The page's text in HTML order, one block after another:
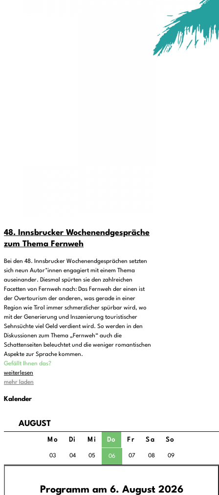
48. Innsbrucker Wochenendgespräche
zum Thema Fernweh
Bei den 48. Innsbrucker Wochenendgesprächen setzten
sich neun Autor*innen engagiert mit einem Thema
auseinander. Diesmal spürten sie den zahlreichen
Facetten von Fernweh nach: Das Fernweh der einen ist
der Overtourism der anderen, was gerade in einer
Region wie Tirol immer schmerzlicher spürbar wird, wo
mit der Generierung und Inszenierung touristischer
Sehnsüchte viel Geld verdient wird. So werden in den
Diskussionen zum Thema „Fernweh“ auch die
Schattenseiten beleuchtet und die weniger romantischen
Aspekte zur Sprache kommen.
Gefällt Ihnen das?
weiterlesen
mehr laden
Kalender
AUGUST
Mo Di Mi Do Fr Sa So
03 04 05 06 07 08 09
Programm am 6. August 2026